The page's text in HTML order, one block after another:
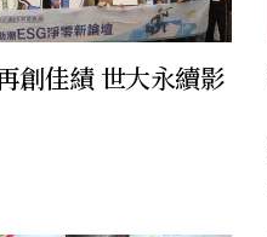
創佳績 世大永續影